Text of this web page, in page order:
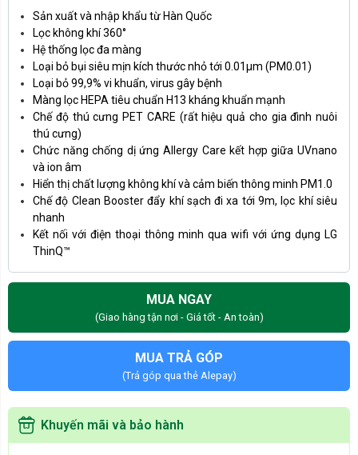
Sản xuất và nhập khẩu từ Hàn Quốc
Lọc không khí 360°
Hệ thống lọc đa màng
Loại bỏ bụi siêu mịn kích thước nhỏ tới 0.01µm (PM0.01)
Loại bỏ 99,9% vi khuẩn, virus gây bệnh
Màng lọc HEPA tiêu chuẩn H13 kháng khuẩn mạnh
Chế độ thú cưng PET CARE (rất hiệu quả cho gia đình nuôi
thú cưng)
Chức năng chống dị ứng Allergy Care kết hợp giữa UVnano
và ion âm
Hiển thị chất lượng không khí và cảm biến thông minh PM1.0
Chế độ Clean Booster đẩy khí sạch đi xa tới 9m, lọc khí siêu
nhanh
Kết nối với điện thoại thông minh qua wifi với ứng dụng LG
ThinQ™
MUA NGAY
(Giao hàng tận nơi - Giá tốt - An toàn)
MUA TRẢ GÓP
(Trả góp qua thẻ Alepay)
Khuyến mãi và bảo hành